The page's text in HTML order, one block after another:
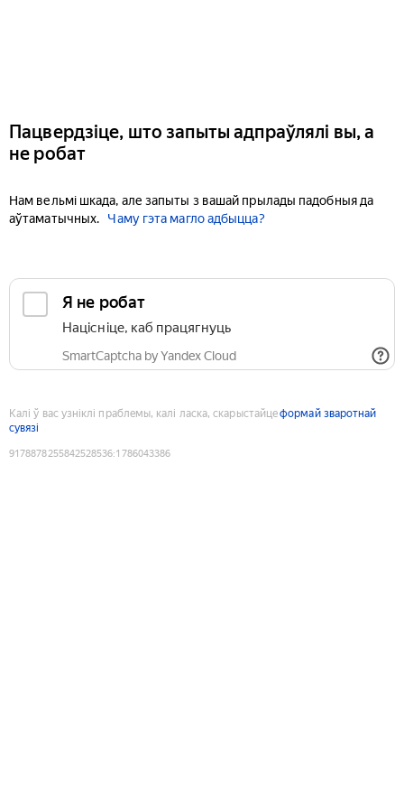
Пацвердзіце, што запыты адпраўлялі вы, а
не робат
Нам вельмі шкада, але запыты з вашай прылады падобныя да
аўтаматычных.
Чаму гэта магло адбыцца?
Я не робат
Націсніце, каб працягнуць
SmartCaptcha by Yandex Cloud
Калі ў вас узніклі праблемы, калі ласка, скарыстайцеформай зваротнай
сувязі
9178878255842528536:1786043386